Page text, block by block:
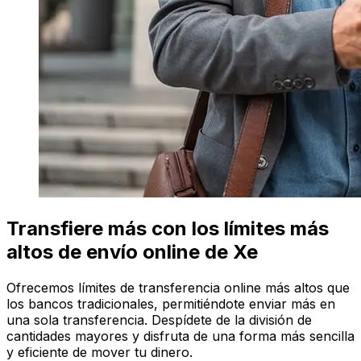
Transfiere más con los límites más
altos de envío online de Xe
Ofrecemos límites de transferencia online más altos que
los bancos tradicionales, permitiéndote enviar más en
una sola transferencia. Despídete de la división de
cantidades mayores y disfruta de una forma más sencilla
y eficiente de mover tu dinero.